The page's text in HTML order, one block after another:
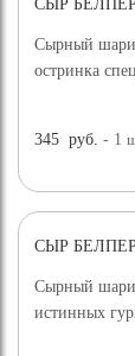
СЫР
Сырный
остринка
345 руб. - 1
СЫР
Сырный
истинных